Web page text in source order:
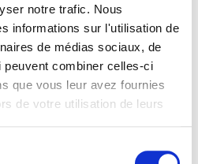
notre trafic. Nous
informations sur l'utilisation de
de médias sociaux, de
peuvent combiner celles-ci
que vous leur avez fournies
de votre utilisation de leurs